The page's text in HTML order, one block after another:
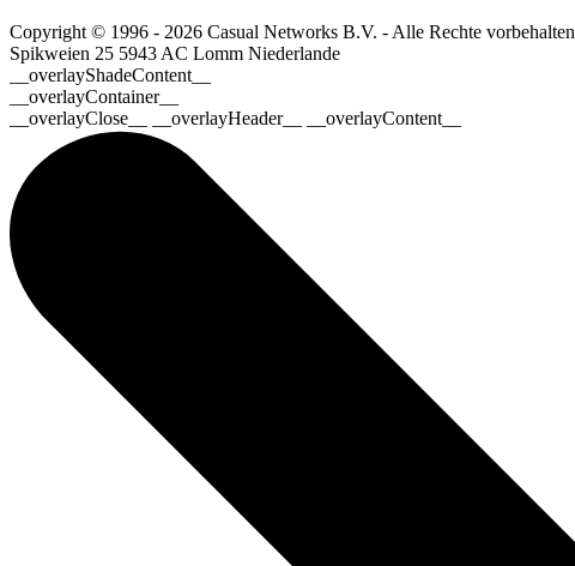
Copyright © 1996 - 2026 Casual Networks B.V. - Alle Rechte vorbehalten
Spikweien 25 5943 AC Lomm Niederlande
__overlayShadeContent__
__overlayContainer__
__overlayClose__ __overlayHeader__ __overlayContent__